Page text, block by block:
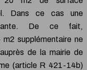
Dans ce cas une
De ce fait,
m2 supplémentaire ne
de la mairie de
(article R 421-14b)